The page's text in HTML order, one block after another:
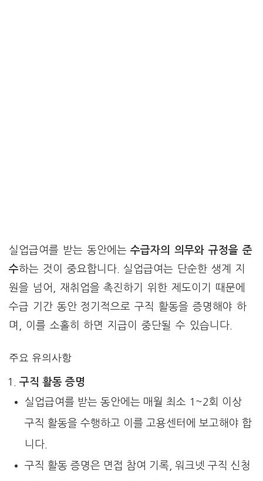
실업급여를 받는 동안에는수급자의 의무와 규정을 준
수하는 것이 중요합니다. 실업급여는 단순한 생계 지
원을 넘어, 재취업을 촉진하기 위한 제도이기 때문에
수급 기간 동안 정기적으로 구직 활동을 증명해야 하
며, 이를 소홀히 하면 지급이 중단될 수 있습니다.
주요 유의사항
구직 활동 증명
실업급여를 받는 동안에는 매월 최소 1~2회 이상
구직 활동을 수행하고 이를 고용센터에 보고해야 합
니다.
구직 활동 증명은 면접 참여 기록, 워크넷 구직 신청